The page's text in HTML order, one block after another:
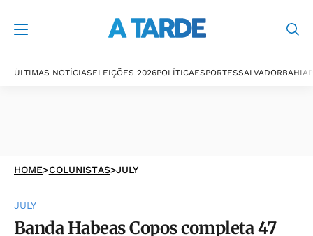
ÚLTIMAS NOTÍCIASELEIÇÕES 2026POLÍTICAESPORTESSALVADORBAHIA
HOME>COLUNISTAS>JULY
JULY
Banda Habeas Copos completa 47